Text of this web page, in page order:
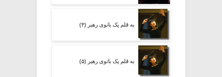
به قلم یک بانوی رهبر (۴)
به قلم یک بانوی رهبر (۵)